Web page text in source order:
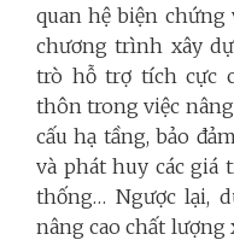
quan hệ biện chứng
chương trình xây
trò hỗ trợ tích cực
thôn trong việc
cấu hạ tầng, bảo
và phát huy các giá
thống… Ngược lại,
nâng cao chất